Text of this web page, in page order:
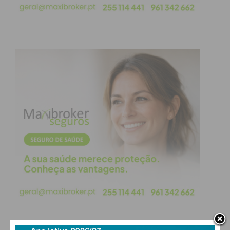
e vão ser presentes, esta terça-feira, a primeiro
interrogatório judicial no Tribunal de Instrução
Criminal do Porto, para aplicação de medidas de
coação. O inquérito crime corre os seus termos na
1º Secção do Departamento de Investigação e Ação
Penal Regional do Porto, destinado à investigação
de crime económico, financeiro e violento.
VIEW AS LIST